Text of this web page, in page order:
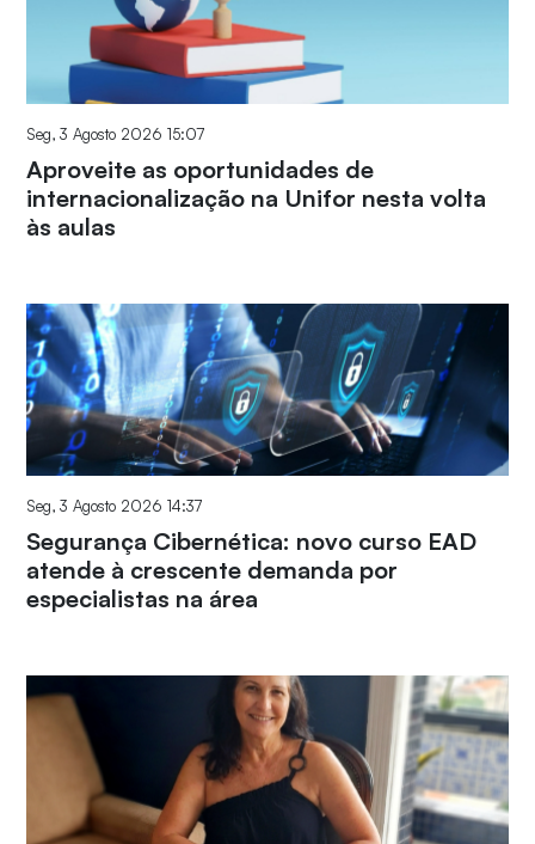
Seg, 3 Agosto 2026 15:07
Aproveite as oportunidades de
internacionalização na Unifor nesta volta
às aulas
Seg, 3 Agosto 2026 14:37
Segurança Cibernética: novo curso EAD
atende à crescente demanda por
especialistas na área